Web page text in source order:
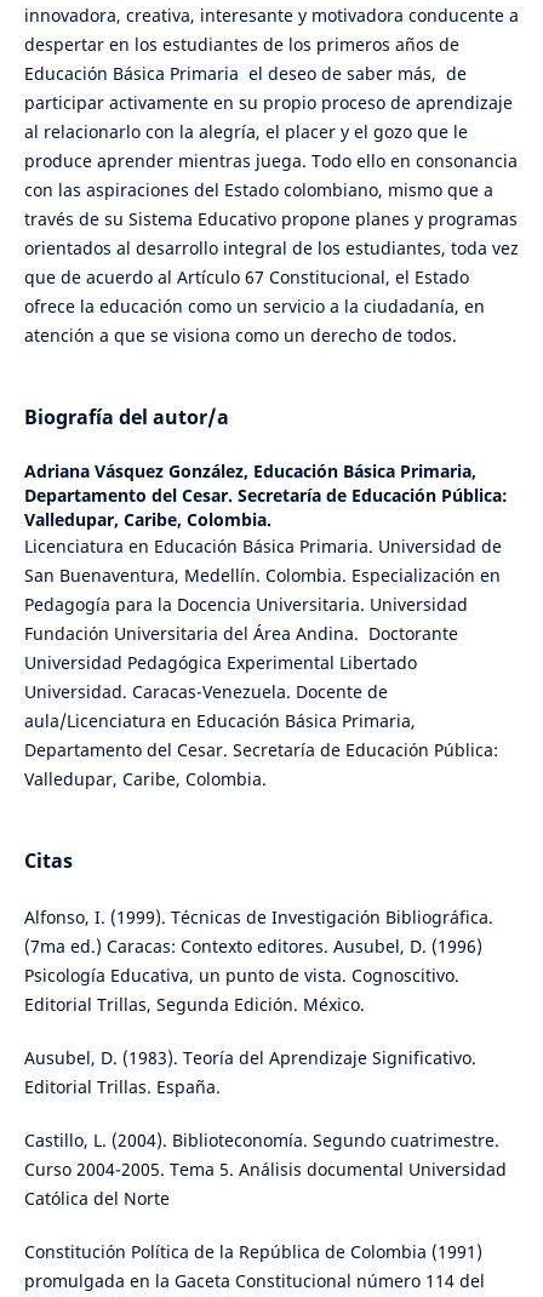
innovadora, creativa, interesante y motivadora conducente a
despertar en los estudiantes de los primeros años de
Educación Básica Primaria el deseo de saber más, de
participar activamente en su propio proceso de aprendizaje
al relacionarlo con la alegría, el placer y el gozo que le
produce aprender mientras juega. Todo ello en consonancia
con las aspiraciones del Estado colombiano, mismo que a
través de su Sistema Educativo propone planes y programas
orientados al desarrollo integral de los estudiantes, toda vez
que de acuerdo al Artículo 67 Constitucional, el Estado
ofrece la educación como un servicio a la ciudadanía, en
atención a que se visiona como un derecho de todos.
Biografía del autor/a
Adriana Vásquez González, Educación Básica Primaria,
Departamento del Cesar. Secretaría de Educación Pública:
Valledupar, Caribe, Colombia.
Licenciatura en Educación Básica Primaria. Universidad de
San Buenaventura, Medellín. Colombia. Especialización en
Pedagogía para la Docencia Universitaria. Universidad
Fundación Universitaria del Área Andina. Doctorante
Universidad Pedagógica Experimental Libertado
Universidad. Caracas-Venezuela. Docente de
aula/Licenciatura en Educación Básica Primaria,
Departamento del Cesar. Secretaría de Educación Pública:
Valledupar, Caribe, Colombia.
Citas
Alfonso, I. (1999). Técnicas de Investigación Bibliográfica.
(7ma ed.) Caracas: Contexto editores. Ausubel, D. (1996)
Psicología Educativa, un punto de vista. Cognoscitivo.
Editorial Trillas, Segunda Edición. México.
Ausubel, D. (1983). Teoría del Aprendizaje Significativo.
Editorial Trillas. España.
Castillo, L. (2004). Biblioteconomía. Segundo cuatrimestre.
Curso 2004-2005. Tema 5. Análisis documental Universidad
Católica del Norte
Constitución Política de la República de Colombia (1991)
promulgada en la Gaceta Constitucional número 114 del